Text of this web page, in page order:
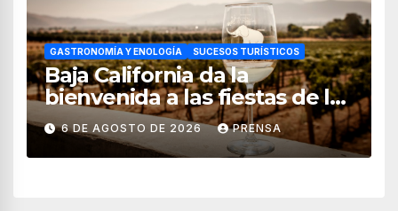
GASTRONOMÍA Y ENOLOGÍA SUCESOS TURÍSTICOS
Baja California da la
bienvenida a las fiestas de la
vendimia 2026
6 DE AGOSTO DE 2026 PRENSA